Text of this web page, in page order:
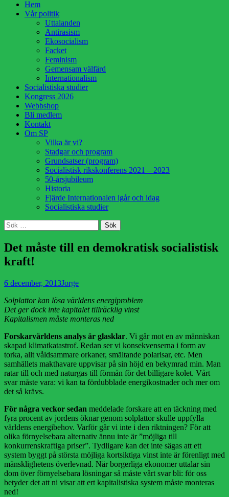
HoppaHem
Vår politik
Uttalanden
Antirasism
Ekosocialism
Facket
Feminism
Gemensam välfärd
Internationalism
Socialistiska studier
Kongress 2026
Webbshop
Bli medlem
Kontakt
Om SP
Vilka är vi?
Stadgar och program
Grundsatser (program)
Socialistisk rikskonferens 2021 – 2023
50-årsjubileum
Historia
Fjärde Internationalen igår och idag
Socialistiska studier
Sök
Sök
efter:
Det måste till en demokratisk socialistisk
kraft!
Publicerad
6 december, 2013Författare
Jorge
Solplattor kan lösa världens energiproblem
Det ger dock inte kapitalet tillräcklig vinst
Kapitalismen måste monteras ned
Forskarvärldens analys är glasklar. Vi går mot en av människan
skapad klimatkatastrof. Redan ser vi konsekvenserna i form av
torka, allt våldsammare orkaner, smältande polarisar, etc. Men
samhällets makthavare uppvisar på sin höjd en bekymrad min. Man
ratar till och med naturgas till förmån för det billigare kolet. Vårt
svar måste vara: vi kan ta fördubblade energikostnader och mer om
det så krävs.
För några veckor sedan meddelade forskare att en täckning med
fyra procent av jordens öknar genom solplattor skulle uppfylla
världens energibehov. Varför går vi inte i den riktningen? För att
olika förnyelsebara alternativ ännu inte är ”möjliga till
konkurrenskraftiga priser”. Tydligare kan det inte sägas att ett
system byggt på största möjliga kortsiktiga vinst inte är förenligt med
mänsklighetens överlevnad. När borgerliga ekonomer uttalar sin
dom över förnyelsebara lösningar så måste vårt svar bli: för oss
betyder det att ni visar att ert kapitalistiska system måste monteras
ned!